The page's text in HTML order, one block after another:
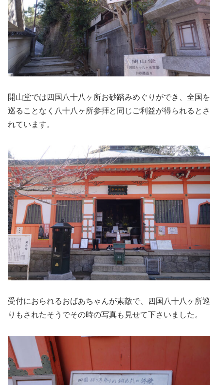
開山堂では四国八十八ヶ所お砂踏みめぐりができ、全国を
巡ることなく八十八ヶ所参拝と同じご利益が得られるとさ
れています。
受付におられるおばあちゃんが素敵で、四国八十八ヶ所巡
りもされたそうでその時の写真も見せて下さいました。